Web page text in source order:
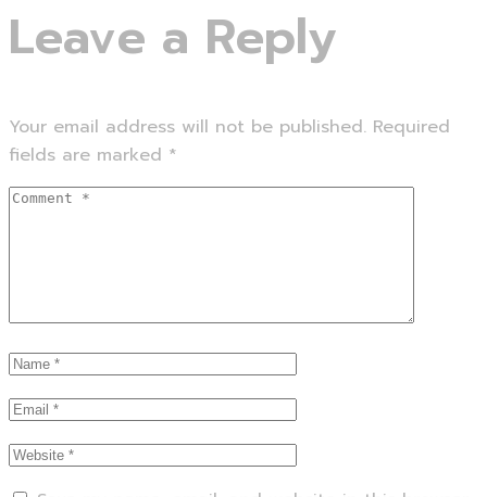
Leave a Reply
Your email address will not be published. Required
fields are marked *